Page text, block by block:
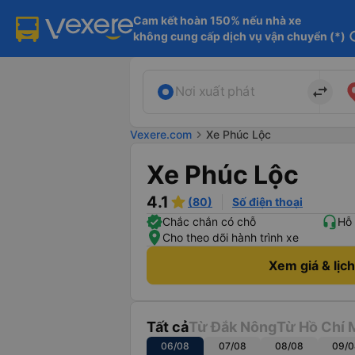
Cam kết hoàn 150% nếu nhà xe
không cung cấp dịch vụ vận chuyển (*)
Nơi xuất phát import_export
Vexere.com chevron_right Xe Phúc Lộc
Xe Phúc Lộc
4.1 (80)
Số điện thoại
Chắc chắn có chỗ
Cho theo dõi hành trình xe
Xem giá &
Tất cảTừ Đắk NôngTừ Hồ Chí
06/08 07/08 08/08 09/